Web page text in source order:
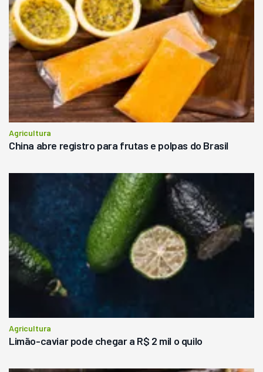
Agricultura
China abre registro para frutas e polpas do Brasil
Agricultura
Limão-caviar pode chegar a R$ 2 mil o quilo